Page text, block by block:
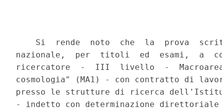
Si  rende  noto  che  la  prova
nazionale,  per  titoli  ed  esami,  a
ricercatore  -  III  livello  -
cosmologia" (MA1) - con contratto di
presso le strutture di ricerca
- indetto con determinazione